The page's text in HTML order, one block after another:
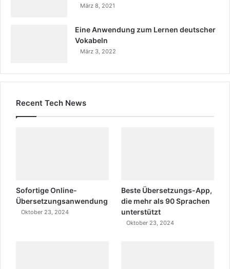
März 8, 2021
Eine Anwendung zum Lernen deutscher
Vokabeln
März 3, 2022
Recent Tech News
Sofortige Online-
Übersetzungsanwendung
Oktober 23, 2024
Beste Übersetzungs-App,
die mehr als 90 Sprachen
unterstützt
Oktober 23, 2024